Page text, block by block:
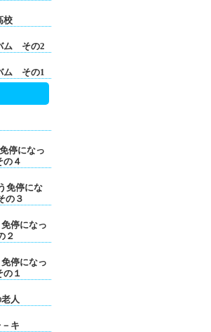
校
ム その2
ム その1
停になっ
４
免停にな
の３
停になっ
２
停になっ
１
人
キ